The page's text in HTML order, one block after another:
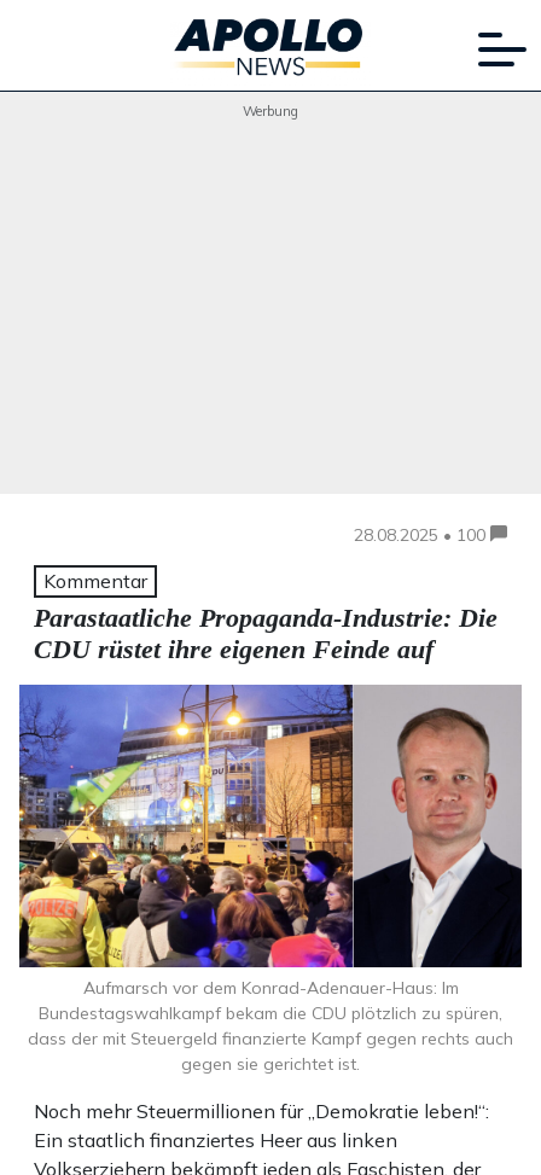
Werbung
28.08.2025 • 100
Kommentar
Parastaatliche Propaganda-Industrie: Die
CDU rüstet ihre eigenen Feinde auf
Noch mehr Steuermillionen für „Demokratie leben!“:
Ein staatlich finanziertes Heer aus linken
Volkserziehern bekämpft jeden als Faschisten, der
Aufmarsch vor dem Konrad-Adenauer-Haus: Im
Bundestagswahlkampf bekam die CDU plötzlich zu spüren,
dass der mit Steuergeld finanzierte Kampf gegen rechts auch
gegen sie gerichtet ist.